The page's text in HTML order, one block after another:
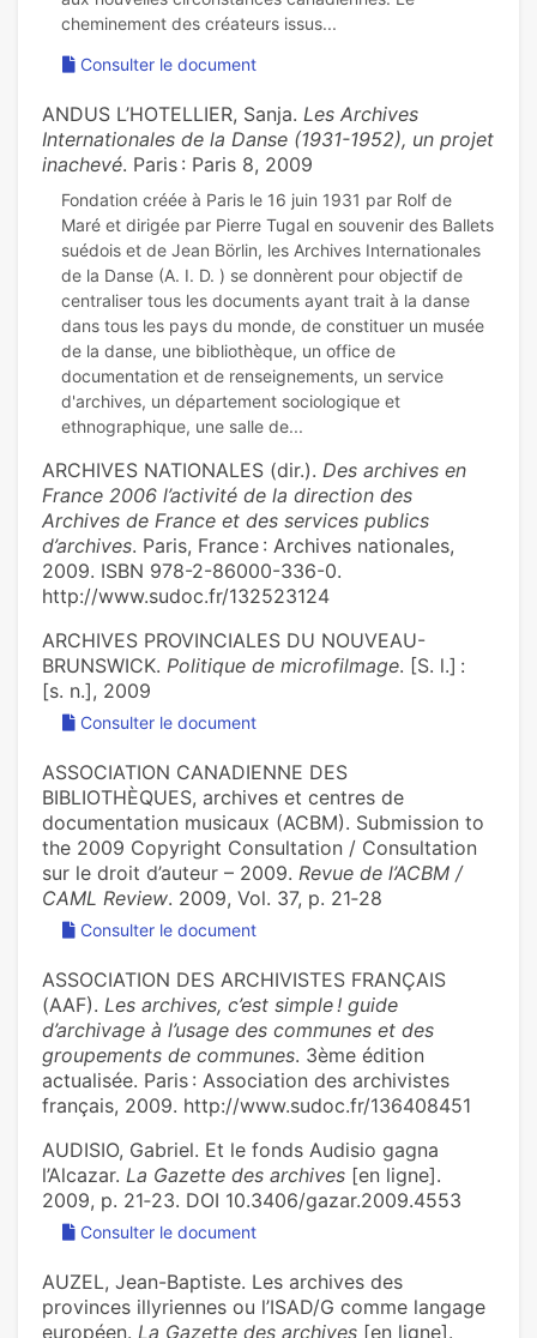
Consulter le document
ANDUS L’HOTELLIER, Sanja. Les Archives
Internationales de la Danse (1931-1952), un projet
inachevé. Paris : Paris 8, 2009
Fondation créée à Paris le 16 juin 1931 par Rolf de
Maré et dirigée par Pierre Tugal en souvenir des Ballets
suédois et de Jean Börlin, les Archives Internationales
de la Danse (A. I. D. ) se donnèrent pour objectif de
centraliser tous les documents ayant trait à la danse
dans tous les pays du monde, de constituer un musée
de la danse, une bibliothèque, un office de
documentation et de renseignements, un service
d'archives, un département sociologique et
ARCHIVES NATIONALES (dir.). Des archives en
France 2006 l’activité de la direction des
Archives de France et des services publics
d’archives. Paris, France : Archives nationales,
2009. ISBN 978-2-86000-336-0.
http://www.sudoc.fr/132523124
ARCHIVES PROVINCIALES DU NOUVEAU-
BRUNSWICK. Politique de microfilmage. [S. l.] :
[s. n.], 2009
Consulter le document
ASSOCIATION CANADIENNE DES
BIBLIOTHÈQUES, archives et centres de
documentation musicaux (ACBM). Submission to
the 2009 Copyright Consultation / Consultation
sur le droit d’auteur – 2009. Revue de l’ACBM /
CAML Review. 2009, Vol. 37, p. 21‑28
Consulter le document
ASSOCIATION DES ARCHIVISTES FRANÇAIS
(AAF). Les archives, c’est simple ! guide
d’archivage à l’usage des communes et des
groupements de communes. 3ème édition
actualisée. Paris : Association des archivistes
français, 2009. http://www.sudoc.fr/136408451
AUDISIO, Gabriel. Et le fonds Audisio gagna
l’Alcazar. La Gazette des archives [en ligne].
2009, p. 21‑23. DOI 10.3406/gazar.2009.4553
Consulter le document
AUZEL, Jean-Baptiste. Les archives des
provinces illyriennes ou l’ISAD/G comme langage
européen. La Gazette des archives [en ligne].